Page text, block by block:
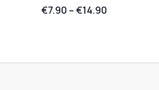
€7.90 –€14.90